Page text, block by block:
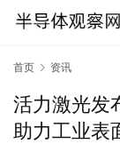
首页 资讯
活力激光发
助力工业表